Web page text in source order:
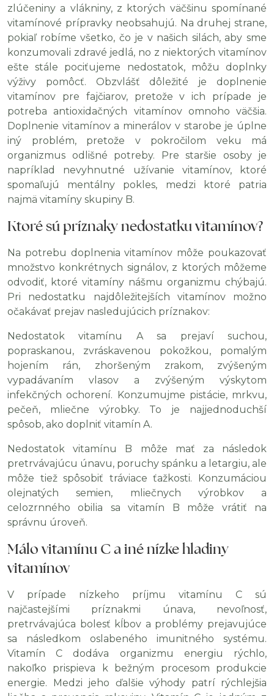
zlúčeniny a vlákniny, z ktorých väčšinu spomínané
vitamínové prípravky neobsahujú. Na druhej strane,
pokiaľ robíme všetko, čo je v našich silách, aby sme
konzumovali zdravé jedlá, no z niektorých vitamínov
ešte stále pociťujeme nedostatok, môžu doplnky
výživy pomôcť. Obzvlášť dôležité je doplnenie
vitamínov pre fajčiarov, pretože v ich prípade je
potreba antioxidačných vitamínov omnoho väčšia.
Doplnenie vitamínov a minerálov v starobe je úplne
iný problém, pretože v pokročilom veku má
organizmus odlišné potreby. Pre staršie osoby je
napríklad nevyhnutné užívanie vitamínov, ktoré
spomaľujú mentálny pokles, medzi ktoré patria
najmä vitamíny skupiny B.
Ktoré sú príznaky nedostatku vitamínov?
Na potrebu doplnenia vitamínov môže poukazovať
množstvo konkrétnych signálov, z ktorých môžeme
odvodiť, ktoré vitamíny nášmu organizmu chýbajú.
Pri nedostatku najdôležitejších vitamínov možno
očakávať prejav nasledujúcich príznakov:
Nedostatok vitamínu A sa prejaví suchou,
popraskanou, zvráskavenou pokožkou, pomalým
hojením rán, zhoršeným zrakom, zvýšeným
vypadávaním vlasov a zvýšeným výskytom
infekčných ochorení. Konzumujme pistácie, mrkvu,
pečeň, mliečne výrobky. To je najjednoduchší
spôsob, ako doplniť vitamín A.
Nedostatok vitamínu B môže mať za následok
pretrvávajúcu únavu, poruchy spánku a letargiu, ale
môže tiež spôsobiť tráviace ťažkosti. Konzumáciou
olejnatých semien, mliečnych výrobkov a
celozrnného obilia sa vitamín B môže vrátiť na
správnu úroveň.
Málo vitamínu C a iné nízke hladiny
vitamínov
V prípade nízkeho príjmu vitamínu C sú
najčastejšími príznakmi únava, nevoľnosť,
pretrvávajúca bolesť kĺbov a problémy prejavujúce
sa následkom oslabeného imunitného systému.
Vitamín C dodáva organizmu energiu rýchlo,
nakoľko prispieva k bežným procesom produkcie
energie. Medzi jeho ďalšie výhody patrí rýchlejšia